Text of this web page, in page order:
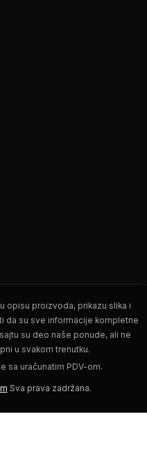
opisu proizvoda, prikazu slika i
da su sve informacije kompletne
su deo naše ponude, ali ne
u svakom trenutku.
sa uračunatim PDV-om.
Sva prava zadržana.